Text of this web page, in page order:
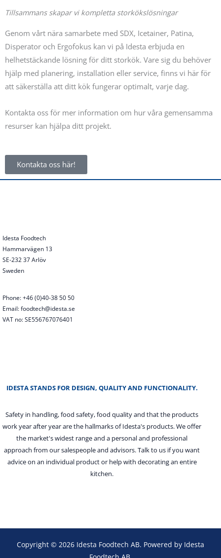
Tillsammans skapar vi kompletta storkökslösningar
Genom vårt nära samarbete med SDX, Icetainer, Patina,
Disperator och Ergofokus kan vi på Idesta erbjuda en
helhetstäckande lösning för ditt storkök. Vare sig du behöver
hjälp med planering, installation eller service, finns vi här för
att säkerställa att ditt kök fungerar optimalt, varje dag.
Kontakta oss för mer information om hur våra gemensamma
resurser kan hjälpa ditt projekt.
Kontakta oss här!
Idesta Foodtech
Hammarvägen 13
SE-232 37 Arlöv
Sweden
Phone: +46 (0)40-38 50 50
Email: foodtech@idesta.se
VAT no: SE556767076401
IDESTA STANDS FOR DESIGN, QUALITY AND FUNCTIONALITY.
Safety in handling, food safety, food quality and that the products
work year after year are the hallmarks of Idesta's products. We offer
the market's widest range and a personal and professional
approach from our salespeople and advisors. Talk to us if you want
advice on an individual product or help with decorating an entire
kitchen.
Copyright © 2026 Idesta Foodtech AB. Powered by Idesta